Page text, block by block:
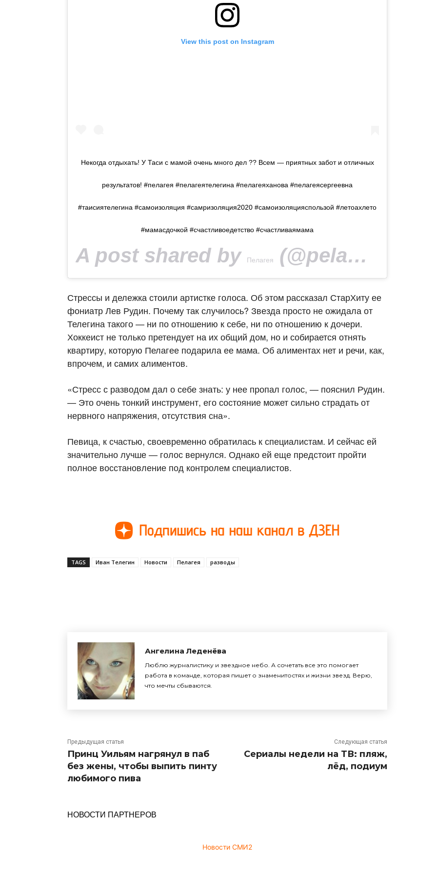
View this post on Instagram
Некогда отдыхать! У Таси с мамой очень много дел ?? Всем — приятных забот и отличных
результатов! #пелагея #пелагеятелегина #пелагеяханова #пелагеясергеевна
#таисиятелегина #самоизоляция #самризоляция2020 #самоизоляцияспользой #летоахлето
#мамасдочкой #счастливоедетство #счастливаямама
A post shared by Пелагея (@pelageya_insta) on
Стрессы и дележка стоили артистке голоса. Об этом рассказал СтарХиту ее
фониатр Лев Рудин. Почему так случилось? Звезда просто не ожидала от
Телегина такого — ни по отношению к себе, ни по отношению к дочери.
Хоккеист не только претендует на их общий дом, но и собирается отнять
квартиру, которую Пелагее подарила ее мама. Об алиментах нет и речи, как,
впрочем, и самих алиментов.
«Стресс с разводом дал о себе знать: у нее пропал голос, — пояснил Рудин.
— Это очень тонкий инструмент, его состояние может сильно страдать от
нервного напряжения, отсутствия сна».
Певица, к счастью, своевременно обратилась к специалистам. И сейчас ей
значительно лучше — голос вернулся. Однако ей еще предстоит пройти
полное восстановление под контролем специалистов.
TAGS Иван Телегин Новости Пелагея разводы
Ангелина Леденёва
Люблю журналистику и звездное небо. А сочетать все это помогает
работа в команде, которая пишет о знаменитостях и жизни звезд. Верю,
что мечты сбываются.
Предыдущая статья
Принц Уильям нагрянул в паб
без жены, чтобы выпить пинту
любимого пива
Следующая статья
Сериалы недели на ТВ: пляж,
лёд, подиум
НОВОСТИ ПАРТНЕРОВ
Новости СМИ2